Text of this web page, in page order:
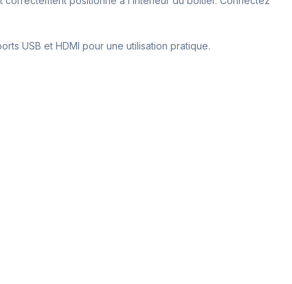
USB et HDMI pour une utilisation pratique.